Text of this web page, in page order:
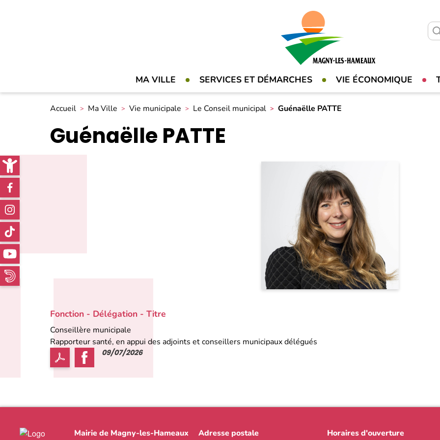
Open toolbar
MA VILLE SERVICES ET DÉMARCHES VIE ÉCONOMIQUE
Réseaux
sociaux
Accueil Ma Ville Vie municipale Le Conseil municipal Guénaëlle PATTE
Guénaëlle PATTE
Fonction - Délégation - Titre
Conseillère municipale
Rapporteur santé, en appui des adjoints et conseillers municipaux délégués
09/07/2026
Mairie de Magny-les-Hameaux Adresse postale Horaires d'ouverture